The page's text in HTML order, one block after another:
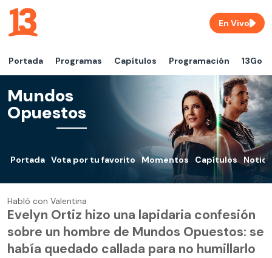
Portada Programas Capítulos Programación 13Go
En Vivo
Mundos
Opuestos
Portada Vota por tu favorito Momentos Capítulos
Habló con Valentina
Evelyn Ortiz hizo una lapidaria confesión
sobre un hombre de Mundos Opuestos: se
había quedado callada para no humillarlo